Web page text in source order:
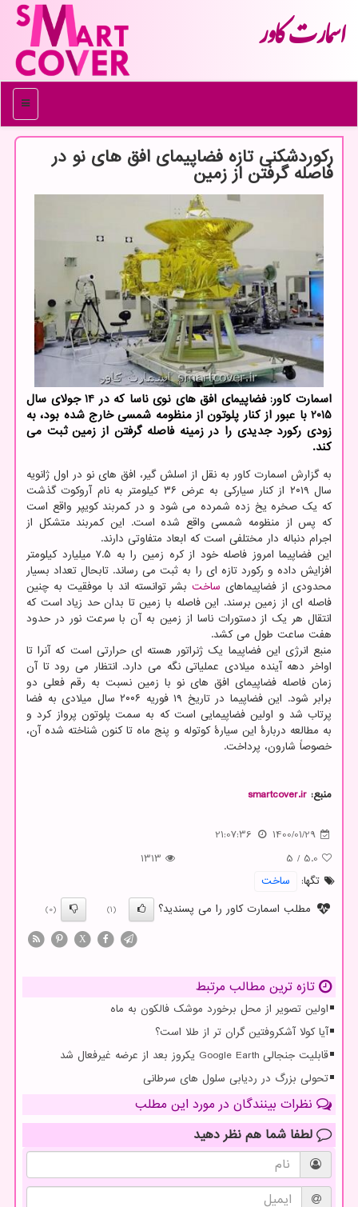
اسمارت كاور
منو
ركوردشكنی تازه فضاپیمای افق های نو در
فاصله گرفتن از زمین
اسمارت کاور: فضاپیمای افق های نوی ناسا که در 14 جولای سال
2015 با عبور از کنار پلوتون از منظومه شمسی خارج شده بود، به
زودی رکورد جدیدی را در زمینه فاصله گرفتن از زمین ثبت می
کند.
به گزارش اسمارت کاور به نقل از اسلش گیر، افق های نو در اول ژانویه
سال ۲۰۱۹ از کنار سیارکی به عرض ۳۶ کیلومتر به نام آروکوت گذشت
که یک صخره یخ زده شمرده می شود و در کمربند کویپر واقع است
که پس از منظومه شمسی واقع شده است. این کمربند متشکل از
اجرام دنباله دار مختلفی است که ابعاد متفاوتی دارند.
این فضاپیما امروز فاصله خود از کره زمین را به ۷.۵ میلیارد کیلومتر
افزایش داده و رکورد تازه ای را به ثبت می رساند. تابحال تعداد بسیار
محدودی از فضاپیماهای ساختبشر توانسته اند با موفقیت به چنین
فاصله ای از زمین برسند. این فاصله با زمین تا بدان حد زیاد است که
انتقال هر یک از دستورات ناسا از زمین به آن با سرعت نور در حدود
هفت ساعت طول می کشد.
منبع انرژی این فضاپیما یک ژنراتور هسته ای حرارتی است که آنرا تا
اواخر دهه آینده میلادی عملیاتی نگه می دارد. انتظار می رود تا آن
زمان فاصله فضاپیمای افق های نو با زمین نسبت به رقم فعلی دو
برابر شود. این فضاپیما در تاریخ ۱۹ فوریه ۲۰۰۶ سال میلادی به فضا
پرتاب شد و اولین فضاپیمایی است که به سمت پلوتون پرواز کرد و
به مطالعه دربارهٔ این سیارهٔ کوتوله و پنج ماه تا کنون شناخته شده آن،
خصوصاً شارون، پرداخت.
منبع: smartcover.ir
1400/01/29
21:07:36
5.0
/
5
1313
تگها:
ساخت
مطلب اسمارت کاور را می پسندید؟
(1)
(0)
X
تازه ترین مطالب مرتبط
اولین تصویر از محل برخورد موشک فالکون به ماه
آیا کولا آشکروفتین گران تر از طلا است؟
قابلیت جنجالی Google Earth یکروز بعد از عرضه غیرفعال شد
تحولی بزرگ در ردیابی سلول های سرطانی
نظرات بینندگان در مورد این مطلب
لطفا شما هم نظر دهید